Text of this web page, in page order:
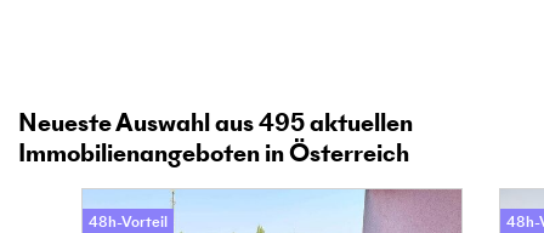
Neueste Auswahl aus495aktuellen
Immobilienangeboten in Österreich
48h-Vorteil 48h-